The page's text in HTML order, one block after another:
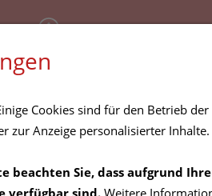
Cookies sind für den Betrieb der
zur Anzeige personalisierter Inhalte.
beachten Sie, dass aufgrund
verfügbar sind. Weitere